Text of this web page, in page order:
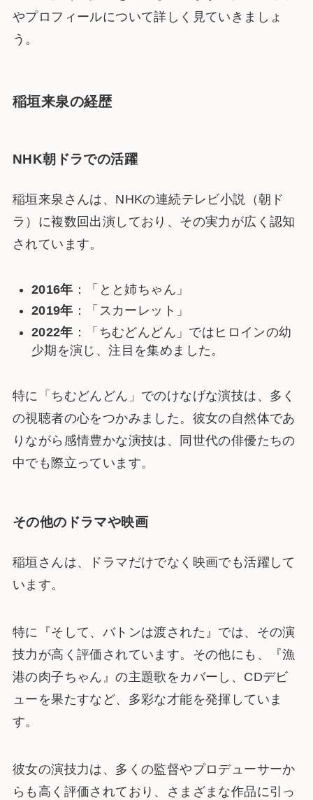
やプロフィールについて詳しく見ていきましょ
う。
稲垣来泉の経歴
NHK朝ドラでの活躍
稲垣来泉さんは、NHKの連続テレビ小説（朝ド
ラ）に複数回出演しており、その実力が広く認知
されています。
2016年 ：「とと姉ちゃん」
2019年 ：「スカーレット」
2022年 ：「ちむどんどん」ではヒロインの幼
少期を演じ、注目を集めました。
特に「ちむどんどん」でのけなげな演技は、多く
の視聴者の心をつかみました。彼女の自然体であ
りながら感情豊かな演技は、同世代の俳優たちの
中でも際立っています。
その他のドラマや映画
稲垣さんは、ドラマだけでなく映画でも活躍して
います。
特に『そして、バトンは渡された』では、その演
技力が高く評価されています。その他にも、『漁
港の肉子ちゃん』の主題歌をカバーし、CDデビ
ューを果たすなど、多彩な才能を発揮していま
す。
彼女の演技力は、多くの監督やプロデューサーか
らも高く評価されており、さまざまな作品に引っ